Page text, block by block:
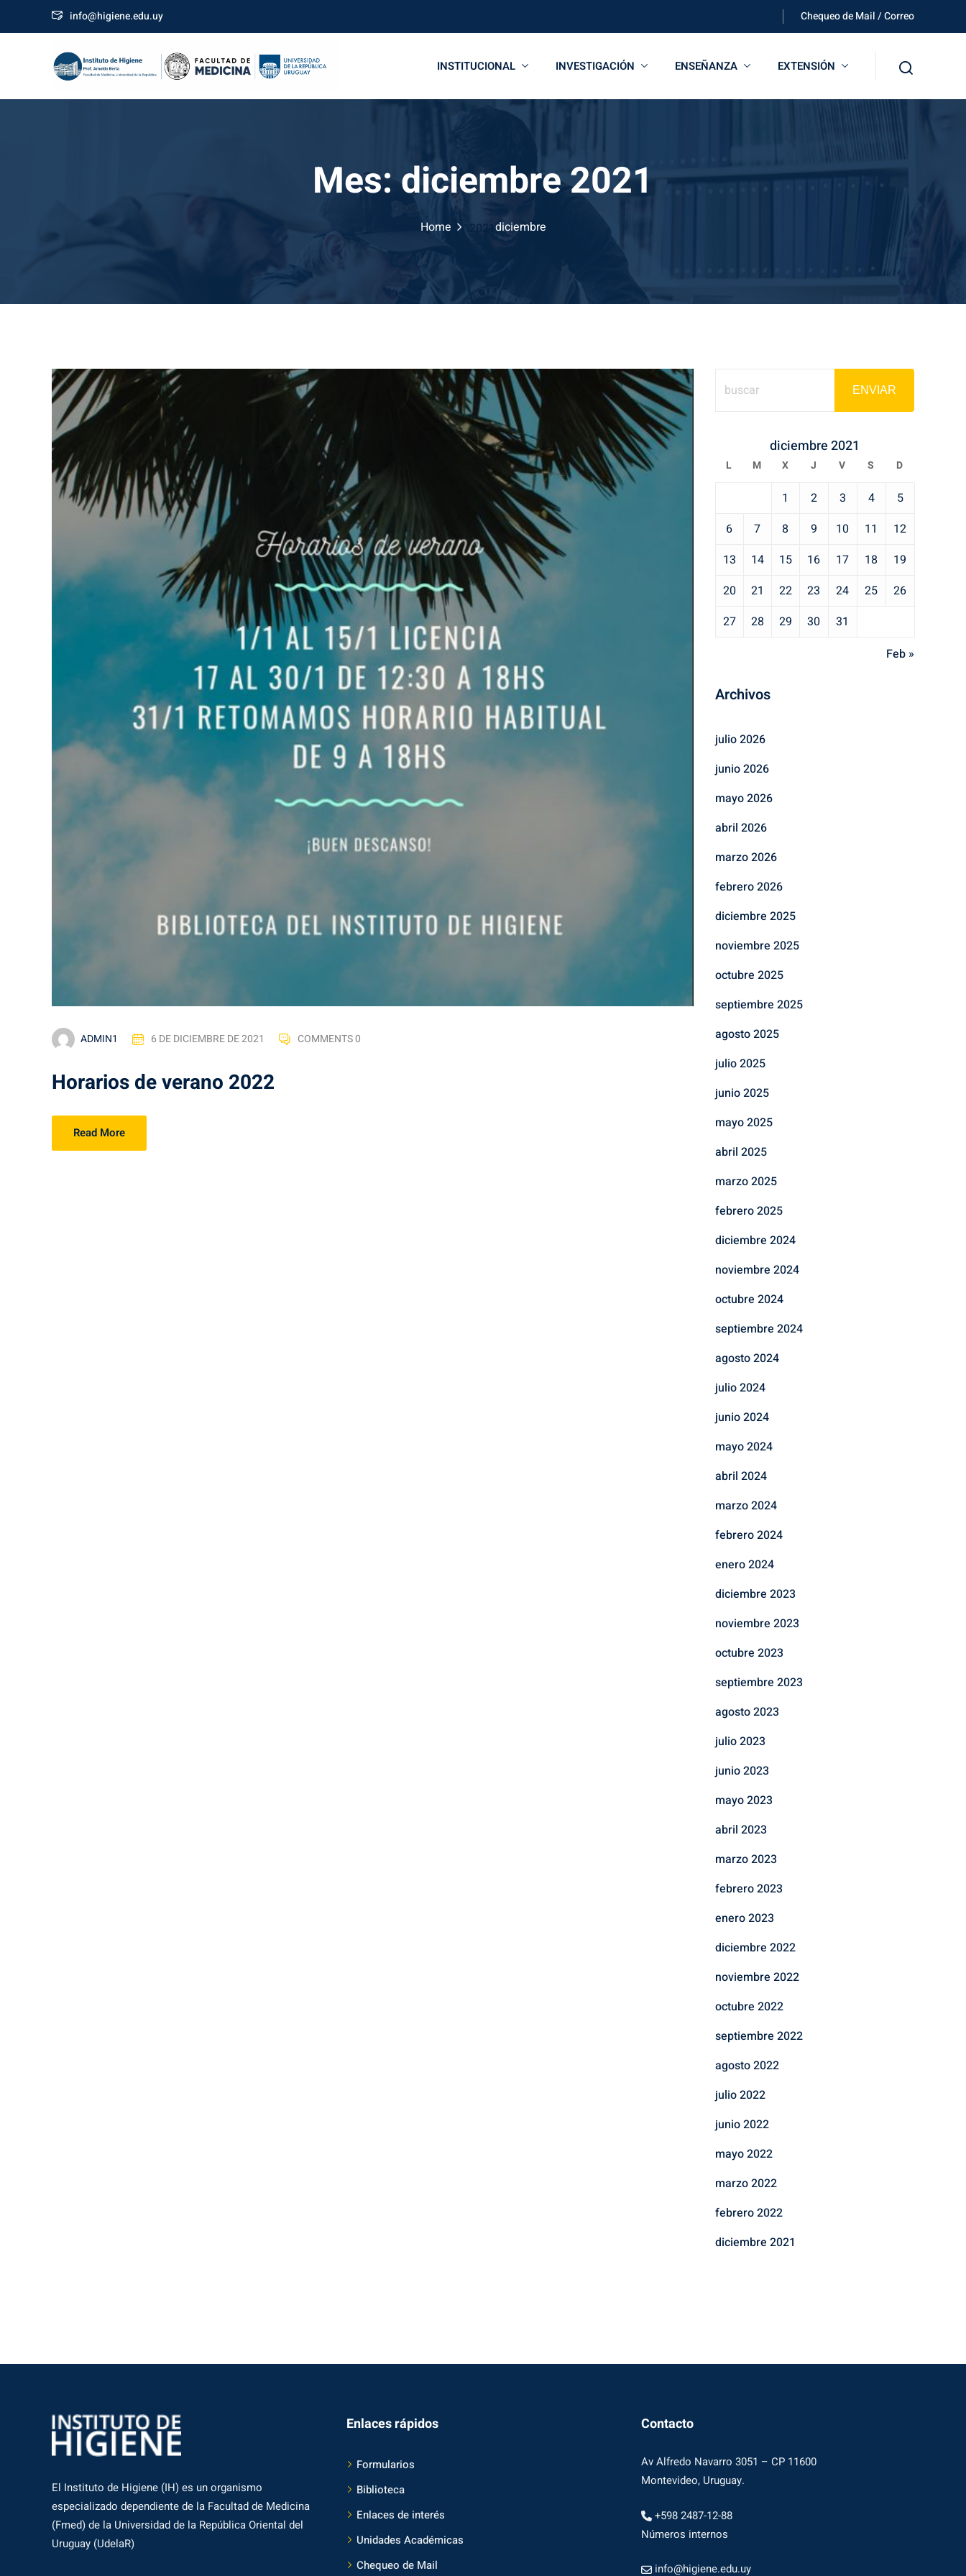
info@higiene.edu.uy Chequeo de Mail / Correo
INSTITUCIONAL INVESTIGACIÓN ENSEÑANZA EXTENSIÓN
Mes:diciembre 2021
Home 2021diciembre
ADMIN1 6 DE DICIEMBRE DE 2021 COMMENTS 0
Horarios de verano 2022
Read More
ENVIAR
diciembre 2021
L M X J V S D
1 2 3 4
5
6
7 8 9 10 11
12
13
14 15 16 17 18
19
20
21 22 23 24 25
26
27
28 29 30
31
Feb »
Archivos
julio 2026
junio 2026
mayo 2026
abril 2026
marzo 2026
febrero 2026
diciembre 2025
noviembre 2025
octubre 2025
septiembre 2025
agosto 2025
julio 2025
junio 2025
mayo 2025
abril 2025
marzo 2025
febrero 2025
diciembre 2024
noviembre 2024
octubre 2024
septiembre 2024
agosto 2024
julio 2024
junio 2024
mayo 2024
abril 2024
marzo 2024
febrero 2024
enero 2024
diciembre 2023
noviembre 2023
octubre 2023
septiembre 2023
agosto 2023
julio 2023
junio 2023
mayo 2023
abril 2023
marzo 2023
febrero 2023
enero 2023
diciembre 2022
noviembre 2022
octubre 2022
septiembre 2022
agosto 2022
julio 2022
junio 2022
mayo 2022
marzo 2022
febrero 2022
diciembre 2021
El Instituto de Higiene (IH) es un organismo
especializado dependiente de la Facultad de Medicina
(Fmed) de la Universidad de la República Oriental del
Uruguay (UdelaR)
Enlaces rápidos
Formularios
Biblioteca
Enlaces de interés
Unidades Académicas
Chequeo de Mail
Contacto
Av Alfredo Navarro 3051 – CP 11600
Montevideo, Uruguay.
+598 2487-12-88
Números internos
info@higiene.edu.uy